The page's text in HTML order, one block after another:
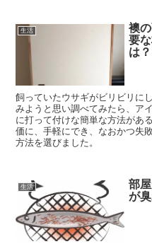
生活
襖
要
は？
飼っていたウサギがビリビリに
みようと思い調べてみたら、ア
に打って付けな簡単な方法があ
価に、手軽にでき、なおかつ失
方法を選びました。
生活
部
が